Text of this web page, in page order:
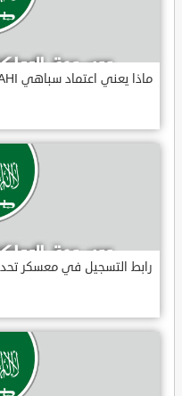
ماذا يعني اعتماد سباهي CBAHI وماهي معاييره
رابط التسجيل في معسكر